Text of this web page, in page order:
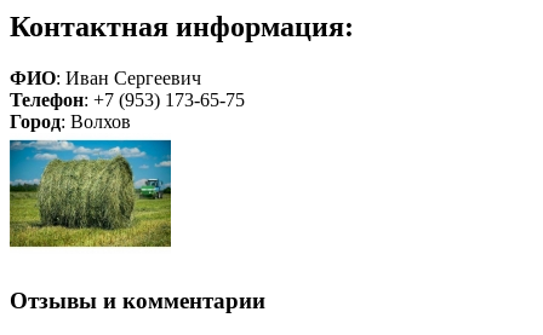
Контактная информация:
ФИО: Иван Сергеевич
Телефон: +7 (953) 173-65-75
Город: Волхов
Отзывы и комментарии